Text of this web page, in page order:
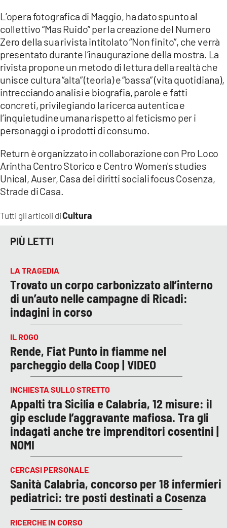
Tutti gli articoli diCultura
L’opera fotografica di Maggio, ha dato spunto al
collettivo “Mas Ruido” per la creazione del Numero
Zero della sua rivista intitolato “Non finito”, che verrà
presentato durante l’inaugurazione della mostra. La
rivista propone un metodo di lettura della realtà che
unisce cultura “alta” (teoria) e “bassa” (vita quotidiana),
intrecciando analisi e biografia, parole e fatti
concreti, privilegiando la ricerca autentica e
l’inquietudine umana rispetto al feticismo per i
personaggi o i prodotti di consumo.
Return è organizzato in collaborazione con Pro Loco
Arintha Centro Storico e Centro Women's studies
Unical, Auser, Casa dei diritti sociali focus Cosenza,
Strade di Casa.
PIÙ LETTI
LA TRAGEDIA
Trovato un corpo carbonizzato all’interno
di un’auto nelle campagne di Ricadi:
indagini in corso
IL ROGO
Rende, Fiat Punto in fiamme nel
parcheggio della Coop | VIDEO
INCHIESTA SULLO STRETTO
Appalti tra Sicilia e Calabria, 12 misure: il
gip esclude l’aggravante mafiosa. Tra gli
indagati anche tre imprenditori cosentini |
NOMI
CERCASI PERSONALE
Sanità Calabria, concorso per 18 infermieri
pediatrici: tre posti destinati a Cosenza
RICERCHE IN CORSO